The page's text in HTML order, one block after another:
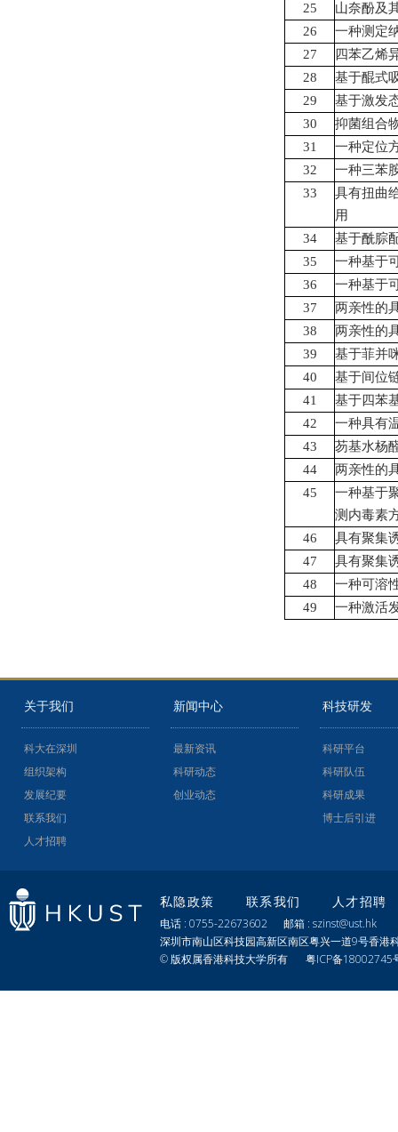
25
山奈酚及
26
一种测定
27
四苯乙烯
28
基于醌式
29
基于激发
30
抑菌组合
31
一种定位
32
一种三苯
33
具有扭曲
用
34
基于酰腙
35
一种基于
36
一种基于
37
两亲性的
38
两亲性的
39
基于菲并
40
基于间位
41
基于四苯
42
一种具有
43
芴基水杨
44
两亲性的
45
一种基于
测内毒素
46
具有聚集
47
具有聚集
48
一种可溶
49
一种激活
关于我们
科大在深圳
组织架构
发展纪要
联系我们
人才招聘
新闻中心
最新资讯
科研动态
创业动态
科技研发
科研平台
科研队伍
科研成果
博士后引进
私隐政策 联系我们 人才招聘
电话 : 0755-22673602 邮箱 : szinst@ust.hk
深圳市南山区科技园高新区南区粤兴一道9号香港
© 版权属香港科技大学所有
粤ICP备18002745